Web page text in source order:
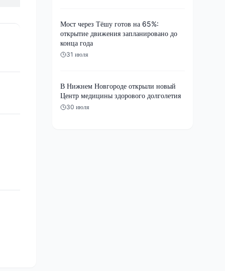
Мост через Тёшу готов на 65%:
открытие движения запланировано до
конца года
31 июля
В Нижнем Новгороде открыли новый
Центр медицины здорового долголетия
30 июля